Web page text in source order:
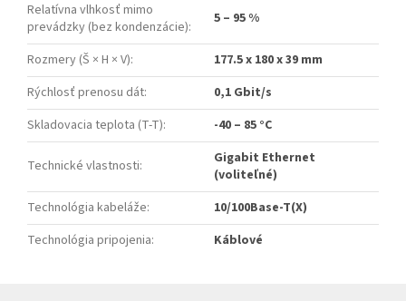
Relatívna vlhkosť mimo
prevádzky (bez kondenzácie): 5 – 95 %
Rozmery (Š × H × V):
177.5 x 180 x 39 mm
Rýchlosť prenosu dát:
0,1 Gbit/s
Skladovacia teplota (T-T): -40 – 85 °C
Technické vlastnosti:
Gigabit Ethernet
(voliteľné)
Technológia kabeláže:
10/100Base-T(X)
Technológia pripojenia: Káblové